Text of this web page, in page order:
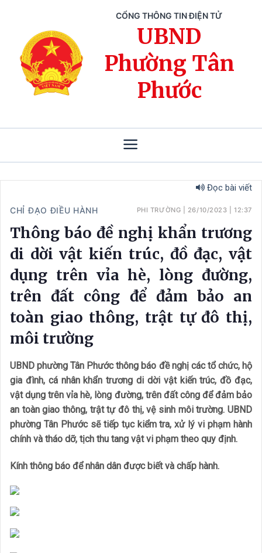
CỔNG THÔNG TIN ĐIỆN TỬ
UBND
Phường Tân
Phước
Đọc bài viết
CHỈ ĐẠO ĐIỀU HÀNH PHI TRƯỜNG 26/10/2023 |12:37
Thông báo đề nghị khẩn trương
di dời vật kiến trúc, đồ đạc, vật
dụng trên vỉa hè, lòng đường,
trên đất công để đảm bảo an
toàn giao thông, trật tự đô thị,
môi trường
UBND phường Tân Phước thông báo đề nghị các tổ chức, hộ
gia đình, cá nhân khẩn trương di dời vật kiến trúc, đồ đạc,
vật dụng trên vỉa hè, lòng đường, trên đất công để đảm bảo
an toàn giao thông, trật tự đô thị, vệ sinh môi trường. UBND
phường Tân Phước sẽ tiếp tục kiểm tra, xử lý vi phạm hành
chính và tháo dỡ, tịch thu tang vật vi phạm theo quy định.
Kính thông báo để nhân dân được biết và chấp hành.